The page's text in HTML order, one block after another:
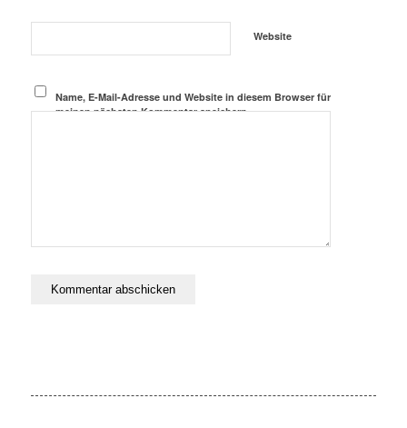
Website
Name, E-Mail-Adresse und Website in diesem Browser für
meinen nächsten Kommentar speichern.